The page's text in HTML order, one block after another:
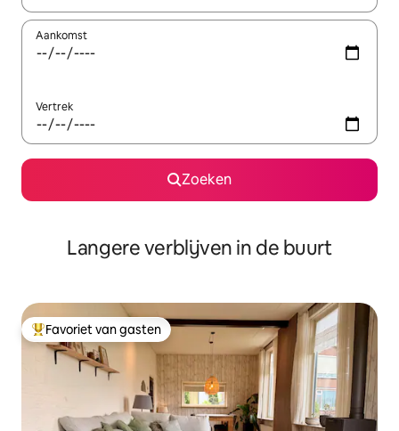
Aankomst
Vertrek
Zoeken
Langere verblijven in de buurt
Topfavoriet van gasten
Favoriet van gasten